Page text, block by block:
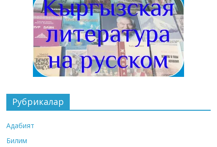
Рубрикалар
Адабият
Билим